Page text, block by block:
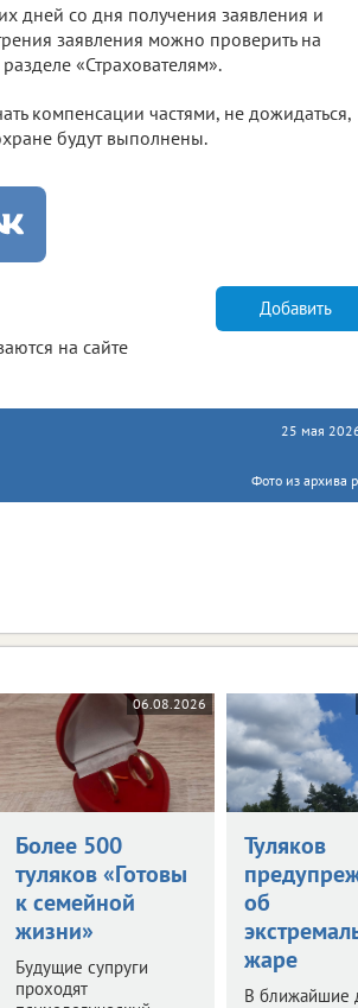
дней со дня получения заявления и
заявления можно проверить на
«Страхователям».
компенсации частями, не дожидаться,
будут выполнены.
на сайте
Добавить
25 мая
Фото из архива
06.08.2026
Более 500
туляков «Готовы
к семейной
жизни»
Будущие супруги
проходят
Туляков
об
жаре
В ближайшие